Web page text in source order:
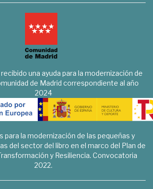
una ayuda para la modernización de
de Madrid correspondiente al año
2024
para la modernización de las pequeñas y
del sector del libro en el marco del Plan de
y Resiliencia. Convocatoria
2022.